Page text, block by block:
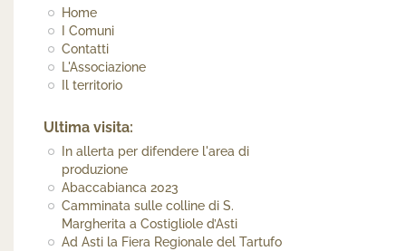
Home
I Comuni
Contatti
L'Associazione
Il territorio
Ultima visita:
In allerta per difendere l'area di
produzione
Abaccabianca 2023
Camminata sulle colline di S.
Margherita a Costigliole d’Asti
Ad Asti la Fiera Regionale del Tartufo